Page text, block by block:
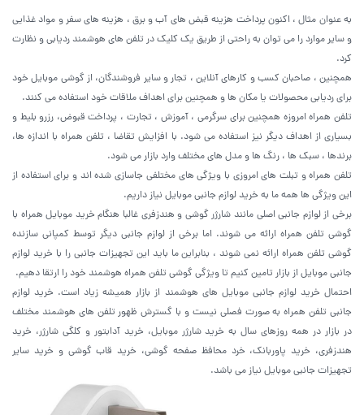
به عنوان مثال ، اکنون پرداخت هزینه قبض های آب و برق ، هزینه های سفر و مواد غذایی
و سایر موارد را می توان به راحتی از طریق یک کلیک در تلفن های هوشمند ردیابی و نظارت
کرد.
همچنین ، صاحبان کسب و کارهای آنلاین ، تجار و سایر فروشندگان، از گوشی موبایل خود
برای ردیابی محصولات یا مکان ها و همچنین برای اهداف ملاقات خود استفاده می کنند.
تلفن همراه امروزه همچنین برای سرگرمی ، آموزش ، تجارت ، پرداخت قبوض، رزرو بلیط و
بسیاری از اهداف دیگر نیز استفاده می شود. با افزایش تقاضا ، تلفن همراه با اندازه ها،
برندها ، سبک ها ، رنگ ها و مدل های مختلف وارد بازار می شود.
تلفن همراه و تبلت های امروزی با ویژگی های مختلفی جاسازی شده اند و برای استفاده از
این ویژگی ها همه ما به خرید لوازم جانبی موبایل نیاز داریم.
برخی از لوازم جانبی اصلی مانند شارژر گوشی و هندزفری غالبا هنگام خرید موبایل همراه با
گوشی تلفن همراه ارائه می شوند. اما برخی از لوازم جانبی دیگر توسط کمپانی سازنده
گوشی تلفن همراه ارائه نمی شوند ، بنابراین ما باید این تجهیزات جانبی را با خرید لوازم
جانبی موبایل از بازار تامین کنیم تا ویژگی گوشی تلفن همراه هوشمند خود را ارتقا دهیم.
احتمال خرید لوازم جانبی موبایل های هوشمند از بازار همیشه زیاد است. خرید لوازم
جانبی تلفن همراه به صورت فصلی نیست و با گسترش ظهور تلفن های هوشمند مختلف
در بازار در همه روزهای سال به خرید شارژر موبایل، خرید آدابتور و کلگی شارژر، خرید
هندزفری، خرید پاوربانک، خرد محافظ صفحه گوشی، خرید قاب گوشی و خرید سایر
تجهیزات جانبی موبایل نیاز می باشد.